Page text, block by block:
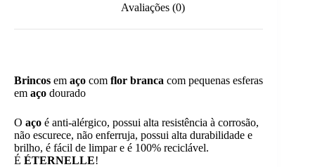
Avaliações (0)
Brincos em aço com flor branca com pequenas esferas
em aço dourado
O aço é anti-alérgico, possui alta resistência à corrosão,
não escurece, não enferruja, possui alta durabilidade e
brilho, é fácil de limpar e é 100% reciclável.
É ÉTERNELLE!